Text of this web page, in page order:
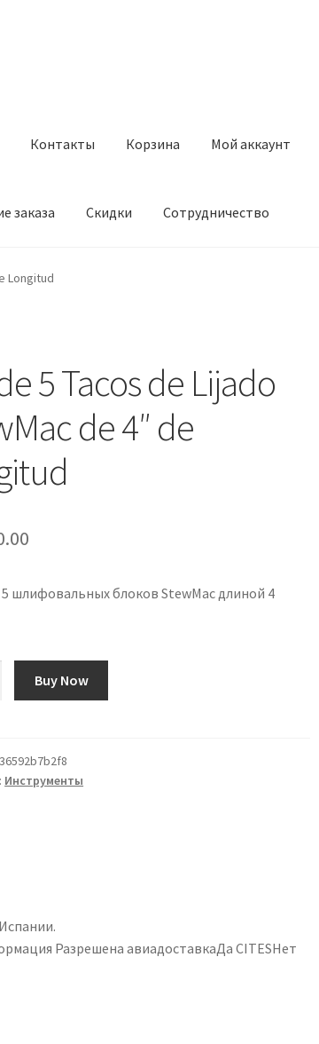
Контакты Корзина Мой аккаунт
заказа Скидки Сотрудничество
Корзина
Longitud
5 Tacos de Lijado
de 4″ de
шлифовальных блоков StewMac длиной 4
Buy Now
Инструменты
Разрешена авиадоставкаДа CITESНет